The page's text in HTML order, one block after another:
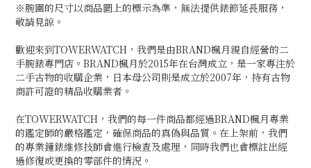
※腕圍的尺寸以商品圖上的標示為準，無法提供錶節延長服務，
敬請見諒。
歡迎來到TOWERWATCH，我們是由BRAND楓月親自經營的二
手腕錶專門店。BRAND楓月於2015年在台灣成立，是一家專注於
二手古物的收購企業，日本母公司則是成立於2007年，持有古物
商許可證的精品收購業者。
在TOWERWATCH，我們的每一件商品都經過BRAND楓月專業
的鑑定師的嚴格鑑定，確保商品的真偽與品質。在上架前，我們
的專業鐘錶維修技師會進行檢查及處理，同時我們也會標註出經
過修復或更換的零部件的情況。